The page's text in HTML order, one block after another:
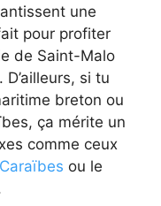
une
pour profiter
de Saint-Malo
D’ailleurs, si tu
breton ou
ça mérite un
comme ceux
ou le